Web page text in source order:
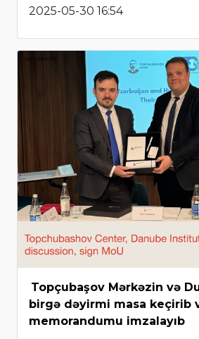
2025-05-30 16:54
Topçubaşov Mərkəzin və
birgə dəyirmi masa keçirib
memorandumu imzalayıb